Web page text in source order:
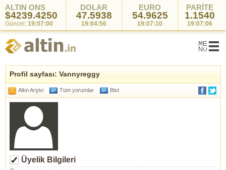
ALTIN ONS
$4239.4250
Güncel: 19:07:00
DOLAR
47.5938
19:04:56
EURO
54.9625
19:07:10
PARİTE
1.1540
19:07:06
Profil sayfası: Vannyreggy
Altın Arşivi Tüm yorumlar Bist
Üyelik Bilgileri